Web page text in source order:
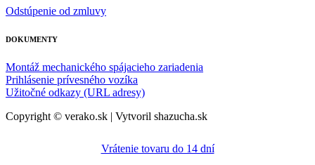
Odstúpenie od zmluvy
DOKUMENTY
Montáž mechanického spájacieho zariadenia
Prihlásenie prívesného vozíka
Užitočné odkazy (URL adresy)
Copyright © verako.sk | Vytvoril shazucha.sk
Vrátenie tovaru do 14 dní